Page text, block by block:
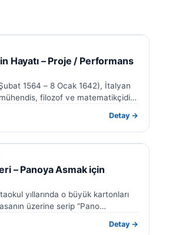
Hayatı – Proje / Performans
1564 – 8 Ocak 1642), İtalyan
filozof ve matematikçidir.
Detay →
– Panoya Asmak için
yıllarında o büyük kartonları
üzerine serip “Pano
Detay →